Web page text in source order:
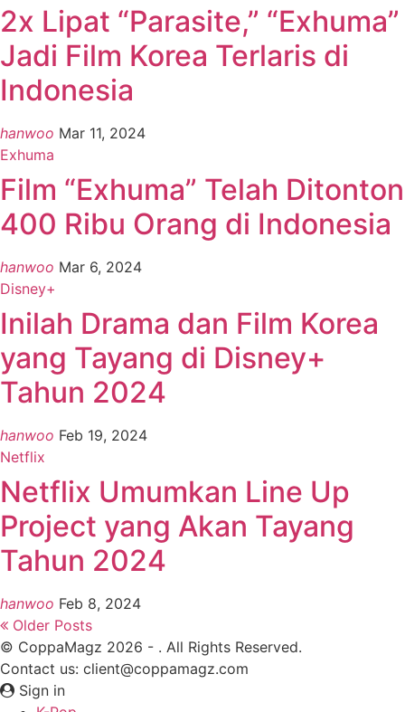
2x Lipat “Parasite,” “Exhuma”
Jadi Film Korea Terlaris di
Indonesia
hanwoo Mar 11, 2024
Exhuma
Film “Exhuma” Telah Ditonton
400 Ribu Orang di Indonesia
hanwoo Mar 6, 2024
Disney+
Inilah Drama dan Film Korea
yang Tayang di Disney+
Tahun 2024
hanwoo Feb 19, 2024
Netflix
Netflix Umumkan Line Up
Project yang Akan Tayang
Tahun 2024
hanwoo Feb 8, 2024
Older Posts
© CoppaMagz 2026 - . All Rights Reserved.
Contact us: client@coppamagz.com
Sign in